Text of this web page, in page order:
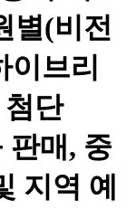
별(비전
이브리
단
판매, 중
지역 예